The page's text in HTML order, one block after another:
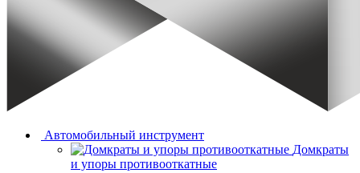
Автомобильный инструмент
Домкраты
и упоры противооткатные